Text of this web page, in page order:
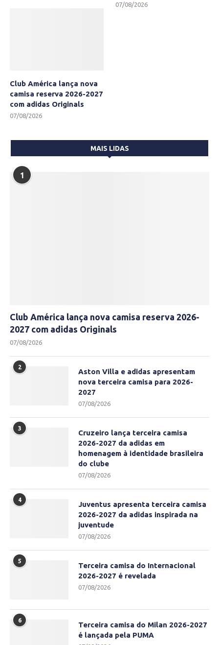
07/08/2026
Club América lança nova
camisa reserva 2026-2027
com adidas Originals
07/08/2026
MAIS LIDAS
1
Club América lança nova camisa reserva 2026-
2027 com adidas Originals
07/08/2026
2
Aston Villa e adidas apresentam
nova terceira camisa para 2026-
2027
07/08/2026
3
Cruzeiro lança terceira camisa
2026-2027 da adidas em
homenagem à identidade brasileira
do clube
07/08/2026
4
Juventus apresenta terceira camisa
2026-2027 da adidas inspirada na
juventude
07/08/2026
5
Terceira camisa do Internacional
2026-2027 é revelada
07/08/2026
6
Terceira camisa do Milan 2026-2027
é lançada pela PUMA